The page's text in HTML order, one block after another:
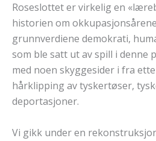
Roseslottet er virkelig en
historien om
grunnverdiene demokrati,
som ble satt ut av spill i denne
med noen skyggesider i fra
hårklipping av tyskertøser,
deportasjoner.
Vi gikk under en